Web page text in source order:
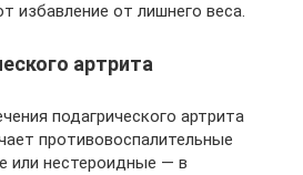
избавление от лишнего веса.
артрита
подагрического артрита
противовоспалительные
или нестероидные — в